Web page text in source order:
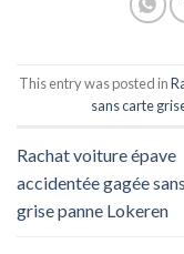
This entry was posted in
sans carte
Rachat voiture épave
accidentée gagée
grise panne Lokeren